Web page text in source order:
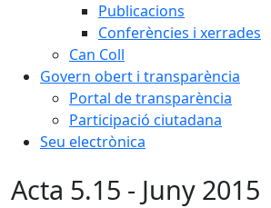
Publicacions
Conferències i xerrades
Can Coll
Govern obert i transparència
Portal de transparència
Participació ciutadana
Seu electrònica
Acta 5.15 - Juny 2015